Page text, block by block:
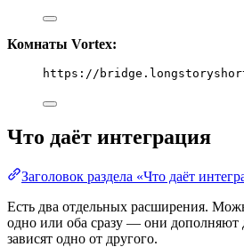
Комнаты Vortex:
https://
Что даёт интеграция
Заголовок раздела «Что даёт
Есть два отдельных расширения.
одно или оба сразу — они дополняют
зависят одно от другого.